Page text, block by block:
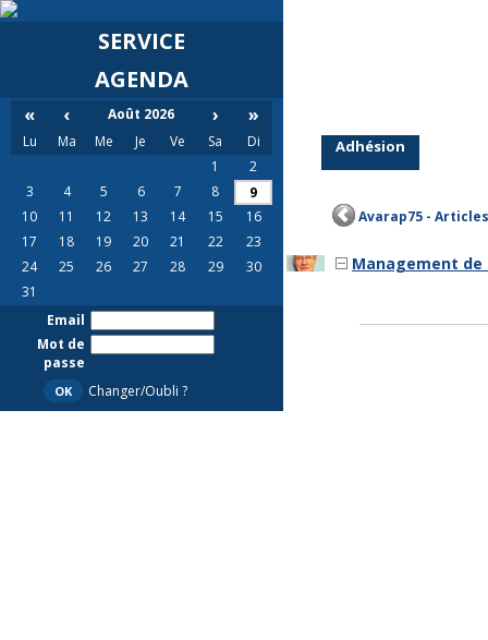
SERVICE
AGENDA
« ‹ Août 2026 › »
Lu Ma Me Je Ve Sa
Di
1
2
3
4 5 6 7 8
9
10
11 12 13 14 15
16
17
18 19 20 21 22
23
24
25 26 27 28 29
30
31
Email
Mot de
passe
Changer/Oubli ?
Adhésion
Avarap75 -
Management